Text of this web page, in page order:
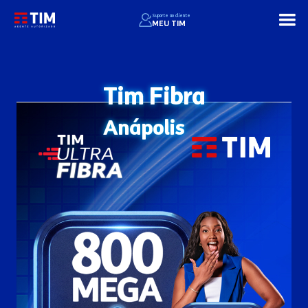
Suporte ao cliente
MEU TIM
Tim Fibra
Anápolis